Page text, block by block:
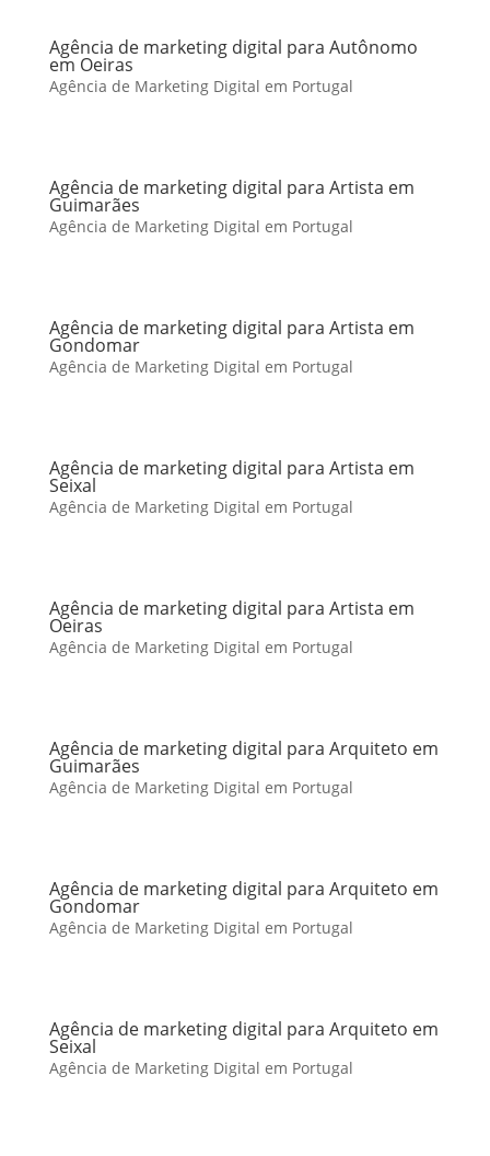
Agência de marketing digital para Autônomo
em Oeiras
Agência de Marketing Digital em Portugal
Agência de marketing digital para Artista em
Guimarães
Agência de Marketing Digital em Portugal
Agência de marketing digital para Artista em
Gondomar
Agência de Marketing Digital em Portugal
Agência de marketing digital para Artista em
Seixal
Agência de Marketing Digital em Portugal
Agência de marketing digital para Artista em
Oeiras
Agência de Marketing Digital em Portugal
Agência de marketing digital para Arquiteto em
Guimarães
Agência de Marketing Digital em Portugal
Agência de marketing digital para Arquiteto em
Gondomar
Agência de Marketing Digital em Portugal
Agência de marketing digital para Arquiteto em
Seixal
Agência de Marketing Digital em Portugal